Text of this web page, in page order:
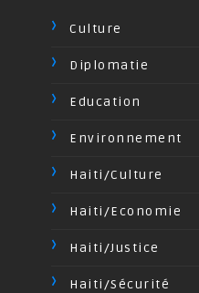
Culture
Diplomatie
Education
Environnement
Haiti/Culture
Haiti/Economie
Haiti/Justice
Haiti/Sécurité